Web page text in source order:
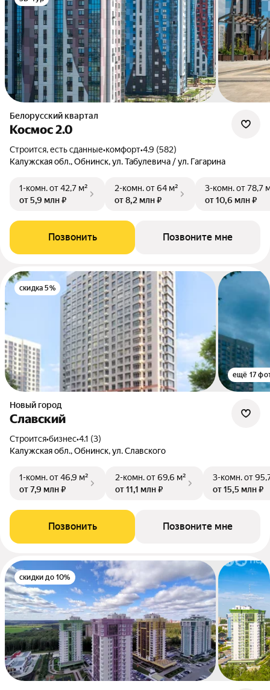
Белорусский квартал
Космос 2.0
Строится, есть сданные•комфорт•4.9 (582)
Калужская обл., Обнинск, ул. Табулевича / ул. Гагарина
1-комн.от 42,7 м²
от 5,9 млн ₽
2-комн.от 64 м²
от 8,2 млн ₽
3-комн.от 78,7
от 10,6 млн ₽
Позвонить Позвоните мне
скидка 5%
ещё 17
Новый город
Славский
Строится•бизнес•4.1 (3)
Калужская обл., Обнинск, ул. Славского
1-комн.от 46,9 м²
от 7,9 млн ₽
2-комн.от 69,6 м²
от 11,1 млн ₽
3-комн.от
от 15,5 млн ₽
Позвонить Позвоните мне
скидки до 10%